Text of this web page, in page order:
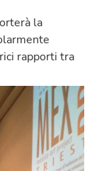
la
rapporti tra